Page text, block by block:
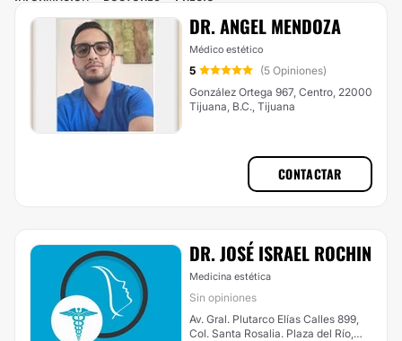
DR. ANGEL MENDOZA
Médico estético
5
(5 Opiniones)
González Ortega 967, Centro, 22000
Tijuana, B.C., Tijuana
CONTACTAR
DR. JOSÉ ISRAEL ROCHIN
Medicina estética
Sin opiniones
Av. Gral. Plutarco Elías Calles 899,
Col. Santa Rosalia. Plaza del Río,